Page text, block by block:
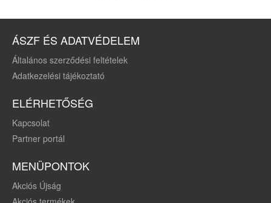
ÁSZF ÉS ADATVÉDELEM
Általános szerződési feltételek
Adatkezelési tájékoztató
ELÉRHETŐSÉG
Kapcsolat
Partner portál
MENÜPONTOK
Akciós Újság